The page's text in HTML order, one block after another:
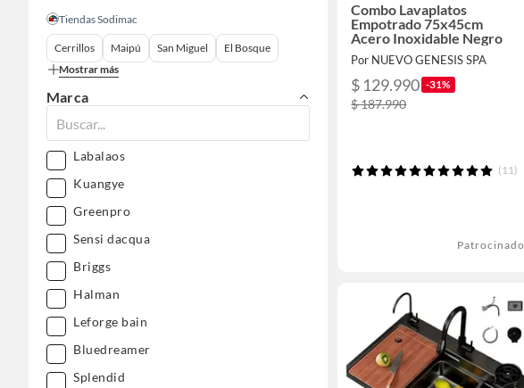
Tiendas Sodimac
Cerrillos Maipú San Miguel
El Bosque
Mostrar más
Marca
Labalaos
Kuangye
Greenpro
Sensi dacqua
Briggs
Halman
Leforge bain
Bluedreamer
Splendid
Combo Lavaplatos
Empotrado 75x45cm
Acero Inoxidable Negro
Por NUEVO GENESIS SPA
$ 129.990 -31%
$ 187.990
(11)
Patrocinado